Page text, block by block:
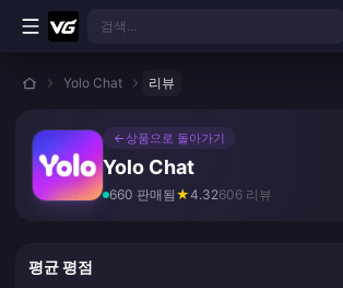
본문으로 바로가기
검색...
Yolo Chat 리뷰
←상품으로 돌아가기
Yolo Chat
660 판매됨 ★4.32606 리뷰
평균 평점